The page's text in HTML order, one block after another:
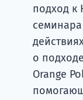
подход к
о
Orange